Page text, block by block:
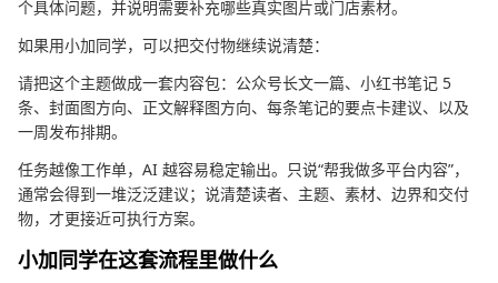
个具体问题，并说明需要补充哪些真实图片或门店素材。
如果用小加同学，可以把交付物继续说清楚：
请把这个主题做成一套内容包：公众号长文一篇、小红书笔记 5
条、封面图方向、正文解释图方向、每条笔记的要点卡建议、以及
一周发布排期。
任务越像工作单，AI 越容易稳定输出。只说“帮我做多平台内容”，
通常会得到一堆泛泛建议；说清楚读者、主题、素材、边界和交付
物，才更接近可执行方案。
小加同学在这套流程里做什么